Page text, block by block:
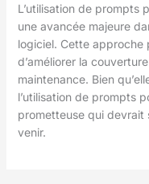
L’utilisation de prompts
une avancée majeure
logiciel. Cette approche
d’améliorer la
maintenance. Bien
l’utilisation de prompts
prometteuse qui devrait
venir.